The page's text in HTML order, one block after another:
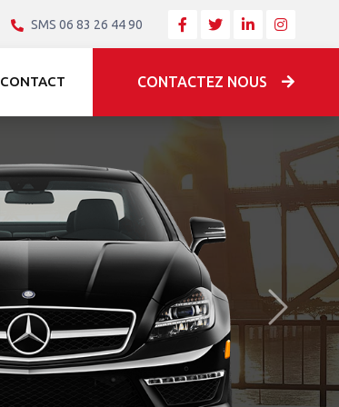
SMS 06 83 26 44 90
CONTACT CONTACTEZ NOUS
Après